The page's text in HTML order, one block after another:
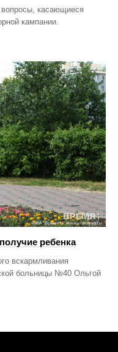
касающиеся
кампании.
ребенка
вскармливания
больницы №40 Ольгой